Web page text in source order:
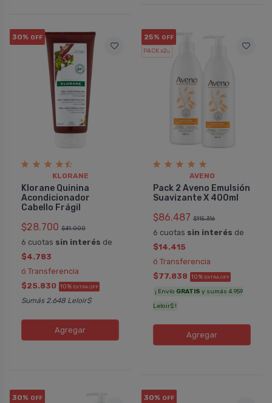
30% OFF
KLORANE
Klorane Quinina
Acondicionador
Cabello Frágil
$28.700 $41.000
6 cuotas sin interés de
$4.783
ó Transferencia
$25.830 10% EXTRA OFF
Sumás 2.648 Leloir$
Agregar
25% OFF
PACK x2u.
AVENO
Pack 2 Aveno Emulsión
Suavizante X 400ml
$86.487 $115.316
6 cuotas sin interés de
$14.415
ó Transferencia
$77.838 10% EXTRA OFF
¡ Envío GRATIS y sumás 4.959
Leloir$ !
Agregar
30% OFF 30% OFF